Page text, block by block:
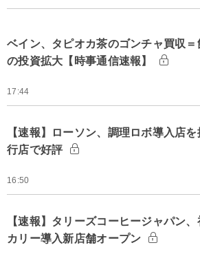
ベイン、タピオカ茶のゴンチャ買収＝
の投資拡大【時事通信速報】
17:44
【速報】ローソン、調理ロボ導入店
行店で好評
16:50
【速報】タリーズコーヒージャパン
カリー導入新店舗オープン